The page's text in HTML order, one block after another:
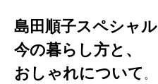
島田順子スペシャル
今の暮らし方と、
おしゃれについて 。